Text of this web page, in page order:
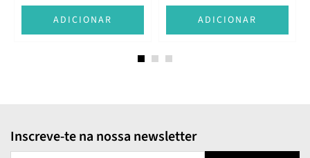
ADICIONAR ADICIONAR
Inscreve-te na nossa newsletter